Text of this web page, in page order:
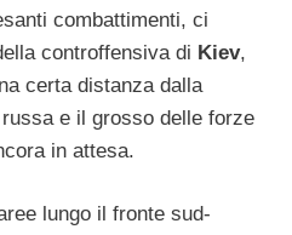
combattimenti, ci
controffensiva di Kiev,
certa distanza dalla
e il grosso delle forze
in attesa.
lungo il fronte sud-